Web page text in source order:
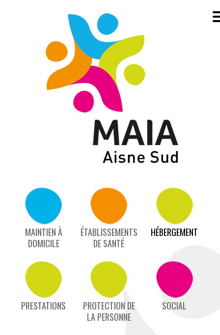
MAINTIEN À
DOMICILE
ÉTABLISSEMENTS
DE SANTÉ
HÉBERGEMENT
PRESTATIONS
PROTECTION DE
LA PERSONNE
SOCIAL